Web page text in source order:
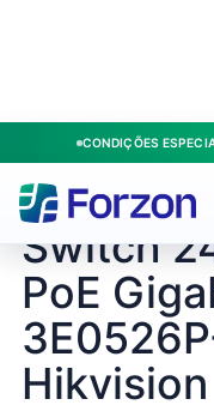
CONDIÇÕES
Produtos/Redes/
HIKVISION / DS-3E0526P-
Switch
PoE
Hikvision